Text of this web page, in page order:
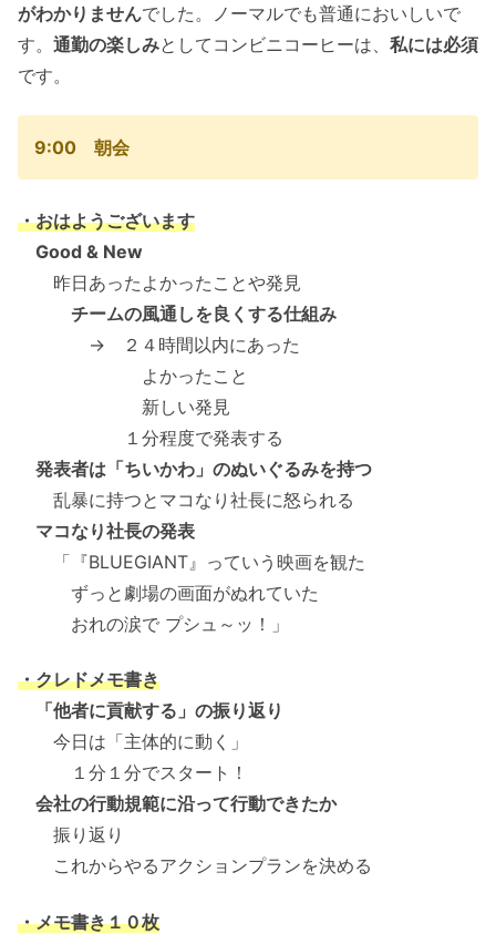
がわかりませんでした。ノーマルでも普通においしいで
す。 通勤の楽しみとしてコンビニコーヒーは、 私には必須
です。
9:00 朝会
・おはようございます
Good & New
昨日あったよかったことや発見
チームの風通しを良くする仕組み
→ ２４時間以内にあった
よかったこと
新しい発見
１分程度で発表する
発表者は「ちいかわ」のぬいぐるみを持つ
乱暴に持つとマコなり社長に怒られる
マコなり社長の発表
「『BLUEGIANT』っていう映画を観た
ずっと劇場の画面がぬれていた
おれの涙で プシュ～ッ！」
・クレドメモ書き
「他者に貢献する」の振り返り
今日は「主体的に動く」
１分１分でスタート！
会社の行動規範に沿って行動できたか
振り返り
これからやるアクションプランを決める
・メモ書き１０枚